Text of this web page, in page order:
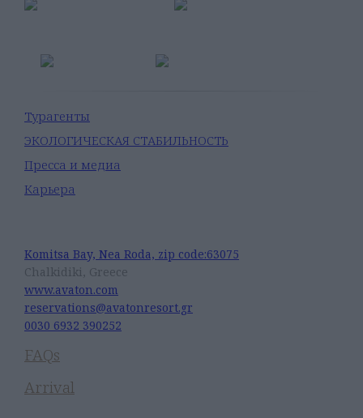
Турагенты
ЭКОЛОГИЧЕСКАЯ СТАБИЛЬНОСТЬ
Пресса и медиа
Карьера
Komitsa Bay, Nea Roda, zip code:63075
Chalkidiki, Greece
www.avaton.com
reservations@avatonresort.gr
0030 6932 390252
FAQs
Arrival